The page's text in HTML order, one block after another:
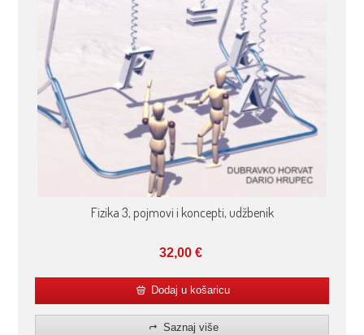
Fizika 3, pojmovi i koncepti, udžbenik
32,00 €
Dodaj u košaricu
Saznaj više